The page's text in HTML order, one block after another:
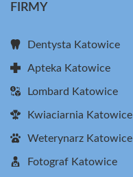
FIRMY
Dentysta Katowice
Apteka Katowice
Lombard Katowice
Kwiaciarnia Katowice
Weterynarz Katowice
Fotograf Katowice